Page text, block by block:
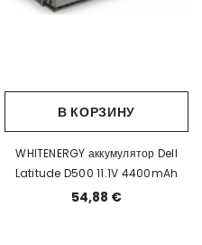
В КОРЗИНУ
WHITENERGY аккумулятор Dell
Latitude D500 11.1V 4400mAh
54,88 €